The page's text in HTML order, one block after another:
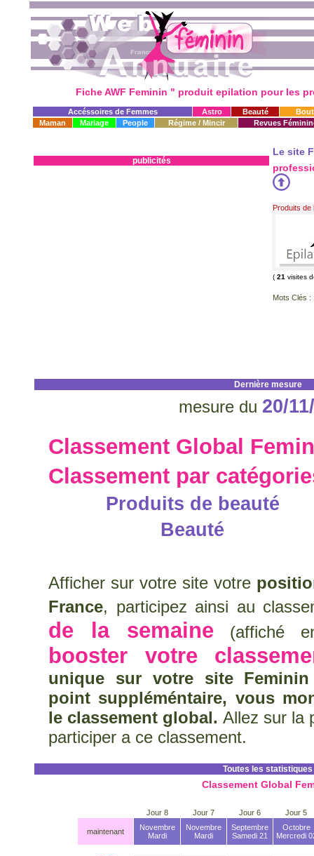
Fiche AWF Feminin " produit epilation pour les
Accéssoires de Femmes Astro Beauté
Maman
Mariage People Régime / Mincir Revues
publicités
Le site
Produits de
( 21 visites
Mots Clés :
Dernière mesure
mesure du 20/
Classement Global
Classement par
Produits de beauté
Beauté
Afficher sur votre site votre
France, participez ainsi au
de la semaine (affiché
booster votre
unique sur votre site
point suppléméntaire, vous
le classement global. Allez sur la
participer a ce classement.
Toutes les statistiques
Classement Global
Jour 8 Jour 7 Jour 6 Jour 5
maintenant
Novembre
Mardi
Novembre
Mardi
Septembre
Samedi 21
Octobre
Mercredi